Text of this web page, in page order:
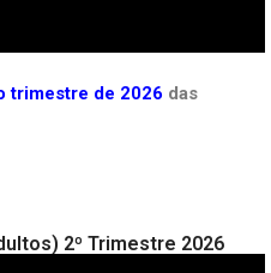
trimestre de 2026 das
2º Trimestre 2026